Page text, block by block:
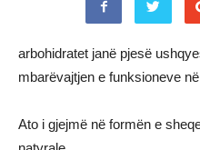
arbohidratet janë pjesë
mbarëvajtjen e funksioneve
Ato i gjejmë në formën e